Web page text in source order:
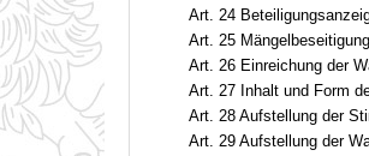
Art. 24
Art. 25 Mängelbeseitigung, Feststellung des
Art. 26 Einreichung der
Art. 27 Inhalt und Form der
Art. 28 Aufstellung der
Art. 29 Aufstellung der